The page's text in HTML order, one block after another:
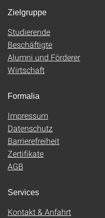
Zielgruppe
Studierende
Beschäftigte
Alumni und Förderer
Wirtschaft
Formalia
Impressum
Datenschutz
Barrierefreiheit
Zertifikate
AGB
Services
Kontakt & Anfahrt